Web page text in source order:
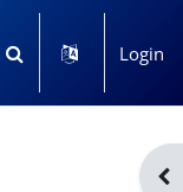
Attiva/disattiva input
Login